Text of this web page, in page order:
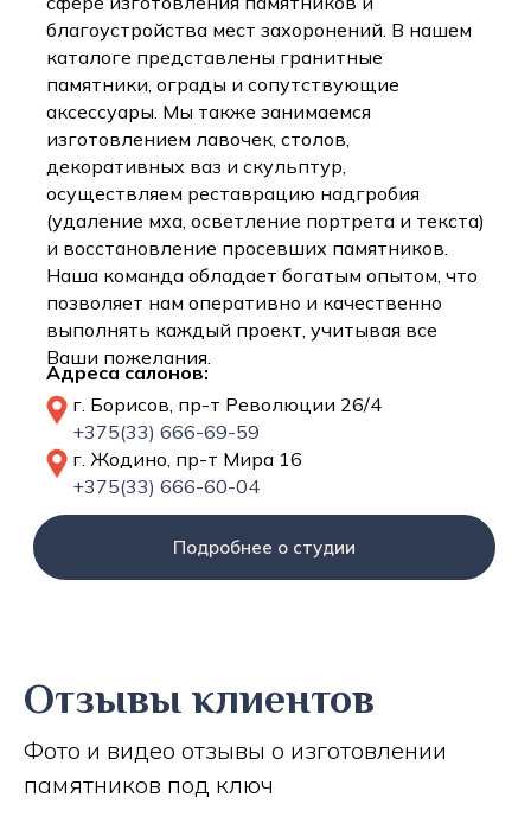
благоустройства мест захоронений. В нашем
каталоге представлены гранитные
памятники, ограды и сопутствующие
аксессуары. Мы также занимаемся
изготовлением лавочек, столов,
декоративных ваз и скульптур,
осуществляем реставрацию надгробия
(удаление мха, осветление портрета и текста)
и восстановление просевших памятников.
Наша команда обладает богатым опытом, что
позволяет нам оперативно и качественно
выполнять каждый проект, учитывая все
Ваши пожелания.
Адреса салонов:
г. Борисов, пр-т Революции 26/4
+375(33) 666-69-59
г. Жодино, пр-т Мира 16
+375(33) 666-60-04
Подробнее о студии
Отзывы клиентов
Фото и видео отзывы о изготовлении
памятников под ключ